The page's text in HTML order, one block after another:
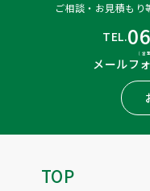
ご相談・お見積もり
TEL.
( 営
メールフ
TOP